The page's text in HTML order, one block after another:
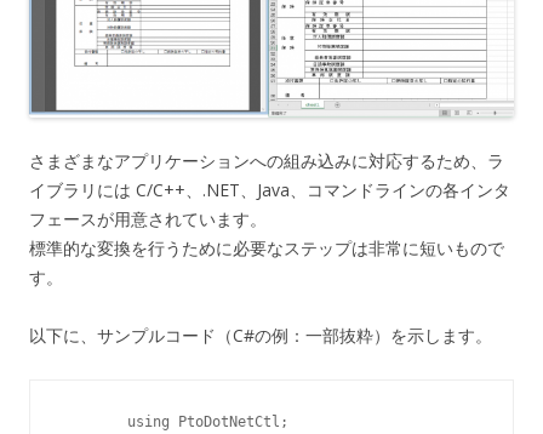
さまざまなアプリケーションへの組み込みに対応するため、ラ
イブラリには C/C++、.NET、Java、コマンドラインの各インタ
フェースが用意されています。
標準的な変換を行うために必要なステップは非常に短いもので
す。
以下に、サンプルコード（C#の例：一部抜粋）を示します。